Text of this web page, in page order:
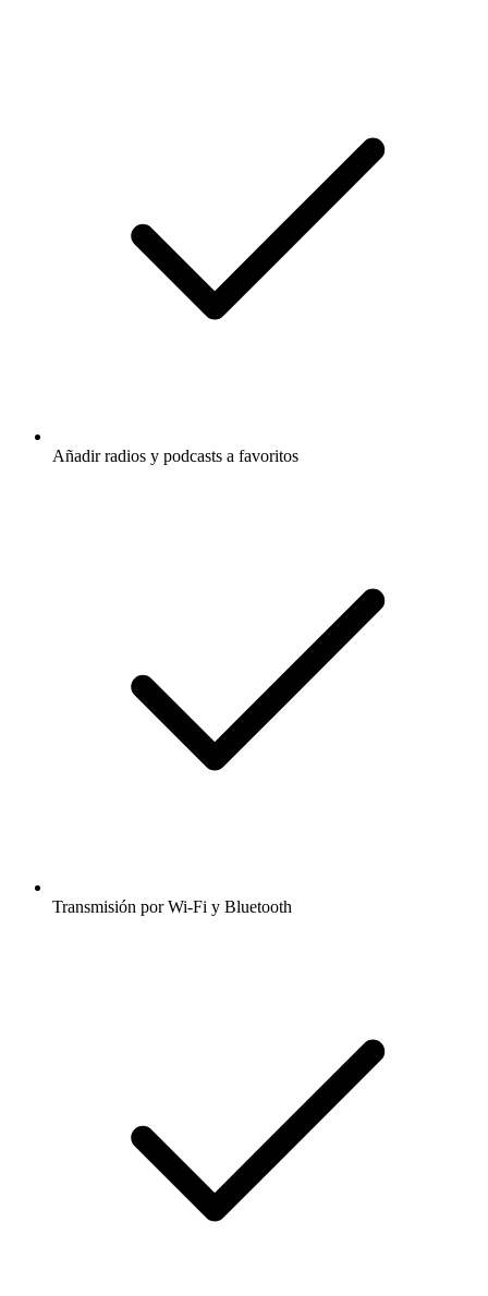
Añadir radios y podcasts a favoritos
Transmisión por Wi-Fi y Bluetooth